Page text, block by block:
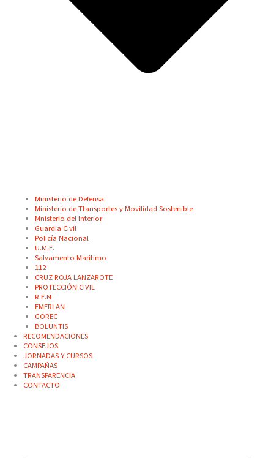
Ministerio de Defensa
Ministerio de Ttansportes y Movilidad Sostenible
Mnisterio del Interior
Guardia Civil
Policía Nacional
U.M.E.
Salvamento Marítimo
112
CRUZ ROJA LANZAROTE
PROTECCIÓN CIVIL
R.E.N
EMERLAN
GOREC
BOLUNTIS
RECOMENDACIONES
CONSEJOS
JORNADAS Y CURSOS
CAMPAÑAS
TRANSPARENCIA
CONTACTO